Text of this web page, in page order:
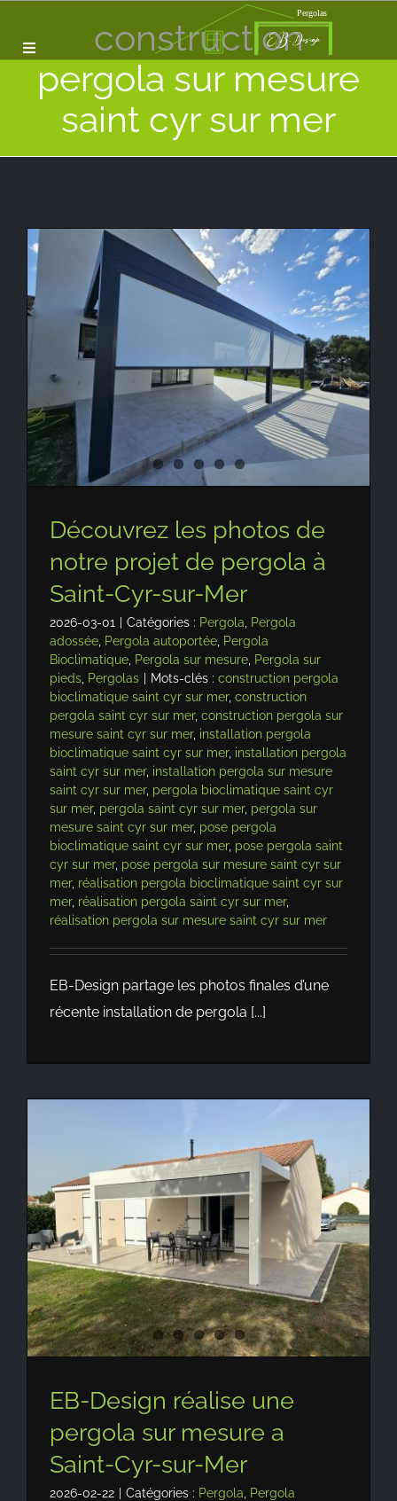
contenu
Toggle
Navigation
Accueil
A Propos
Nos Services
Nos Réalisations
construction
pergola sur mesure
saint cyr sur mer
Découvrez les photos de
notre projet de pergola à
Saint-Cyr-sur-Mer
2026-03-01 | Catégories : Pergola Pergola
adossée Pergola autoportée Pergola
Bioclimatique Pergola sur mesure Pergola sur
pieds Pergolas | Mots-clés : construction pergola
bioclimatique saint cyr sur mer, construction
pergola saint cyr sur mer, construction pergola sur
mesure saint cyr sur mer, installation pergola
bioclimatique saint cyr sur mer, installation pergola
saint cyr sur mer, installation pergola sur mesure
saint cyr sur mer, pergola bioclimatique saint cyr
sur mer, pergola saint cyr sur mer, pergola sur
mesure saint cyr sur mer, pose pergola
bioclimatique saint cyr sur mer, pose pergola saint
cyr sur mer, pose pergola sur mesure saint cyr sur
mer, réalisation pergola bioclimatique saint cyr sur
mer, réalisation pergola saint cyr sur mer,
réalisation pergola sur mesure saint cyr sur mer
EB-Design partage les photos finales d’une
récente installation de pergola [...]
EB-Design réalise une
pergola sur mesure a
Saint-Cyr-sur-Mer
2026-02-22 | Catégories : Pergola Pergola